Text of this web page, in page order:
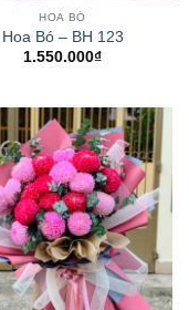
HOA BÓ
Hoa Bó – BH 123
1.550.000₫